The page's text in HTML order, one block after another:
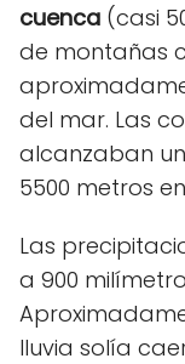
cuenca (casi
de montañas
del mar. Las
alcanzaban
5500 metros
Las
a 900
lluvia solía